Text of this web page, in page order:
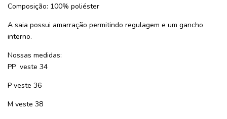
Composição: 100% poliéster
A saia possui amarração permitindo regulagem e um gancho
interno.
Nossas medidas:
PP veste 34
P veste 36
M veste 38